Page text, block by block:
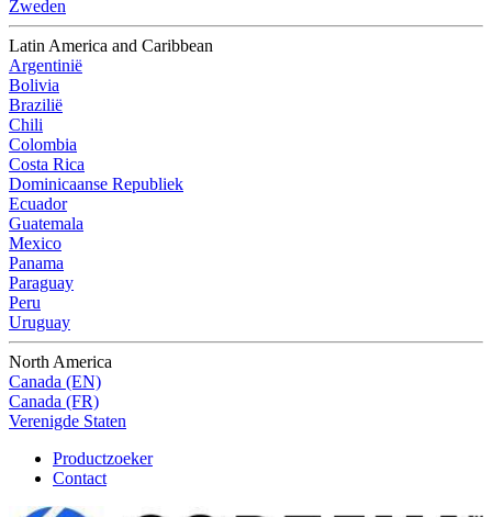
Zweden
Latin America and Caribbean
Argentinië
Bolivia
Brazilië
Chili
Colombia
Costa Rica
Dominicaanse Republiek
Ecuador
Guatemala
Mexico
Panama
Paraguay
Peru
Uruguay
North America
Canada (EN)
Canada (FR)
Verenigde Staten
Productzoeker
Contact